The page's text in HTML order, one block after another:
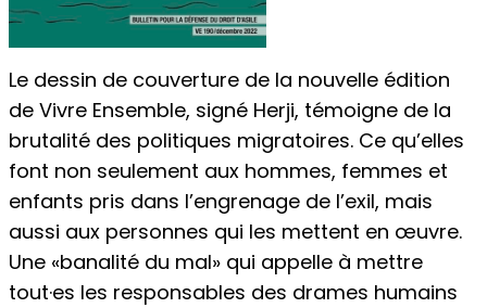
Le dessin de couverture de la nouvelle édition
de Vivre Ensemble, signé Herji, témoigne de la
brutalité des politiques migratoires. Ce qu’elles
font non seulement aux hommes, femmes et
enfants pris dans l’engrenage de l’exil, mais
aussi aux personnes qui les mettent en œuvre.
Une «banalité du mal» qui appelle à mettre
tout·es les responsables des drames humains